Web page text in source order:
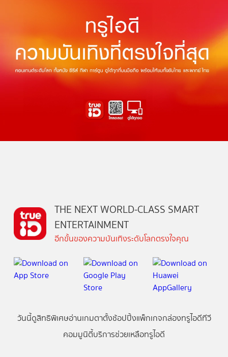
THE NEXT WORLD-CLASS SMART
ENTERTAINMENT
อีกขั้นของความบันเทิงระดับโลกตรงใจคุณ
วันนี้ดูสิทธิพิเศษอ่านเกมตาตั้งช้อปปิ้งแพ็กเกจกล่องทรูไอดีทีวี
คอมมูนิตี้บริการช่วยเหลือทรูไอดี